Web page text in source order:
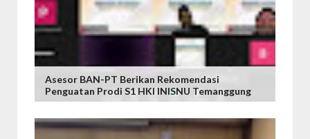
Asesor BAN-PT Berikan Rekomendasi
Penguatan Prodi S1 HKI INISNU Temanggung